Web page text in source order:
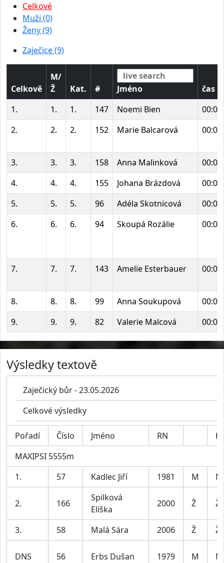
Celkové
Muži (0)
Ženy (9)
Zaječice (9)
Celkově
M/
Ž
Kat. # Jméno
čas
1.
1. 1. 147 Noemi Bien
2.
2. 2. 152 Marie Balcarová
3. 3. 3. 158 Anna Malinková
4.
4. 4. 155 Johana Brázdová
5.
5. 5. 96 Adéla Skotnicová
6.
6. 6. 94 Skoupá Rozálie
7. 7. 7. 143 Amelie Esterbauer
8. 8. 8. 99 Anna Soukupová
9.
9. 9. 82 Valerie Malcová
Výsledky textově
Zaječický bůr - 23.05.2026
Celkové výsledky
Pořadí Číslo Jméno RN
MAXIPSI 5555m
1.
57 Kadlec Jiří 1981 M
2. 166
Spilková
Eliška
2000 Ž
3. 58 Malá Sára 2006 Ž
DNS 56 Erbs Dušan 1979 M